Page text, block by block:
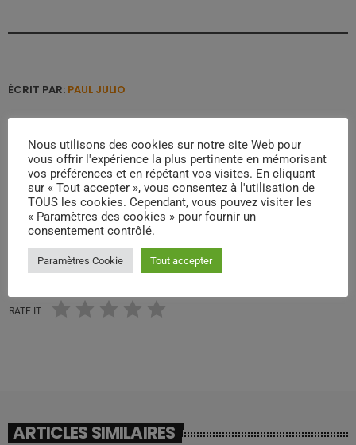
ÉCRIT PAR: PAUL JULIO
COLONISATION FRANÇAISE ANTILLES
ENDOCTRINEMENT RELIGIEUX DES NOIRS
ESCLAVAGE ET RELIGION ÉVANGÉLISATION DES ESCLAVES
email
RATE IT
ARTICLES SIMILAIRES
Nous utilisons des cookies sur notre site Web pour
vous offrir l'expérience la plus pertinente en mémorisant
vos préférences et en répétant vos visites. En cliquant
sur « Tout accepter », vous consentez à l'utilisation de
TOUS les cookies. Cependant, vous pouvez visiter les
« Paramètres des cookies » pour fournir un
consentement contrôlé.
Paramètres Cookie Tout accepter